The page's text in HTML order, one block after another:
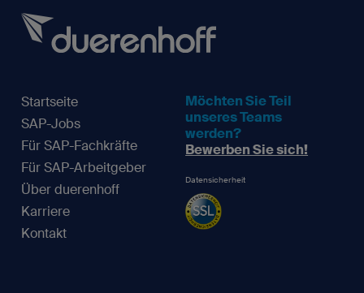
Startseite
SAP-Jobs
Für SAP-Fachkräfte
Für SAP-Arbeitgeber
Über duerenhoff
Karriere
Kontakt
Möchten Sie Teil
unseres Teams
werden?
Bewerben Sie sich!
Datensicherheit